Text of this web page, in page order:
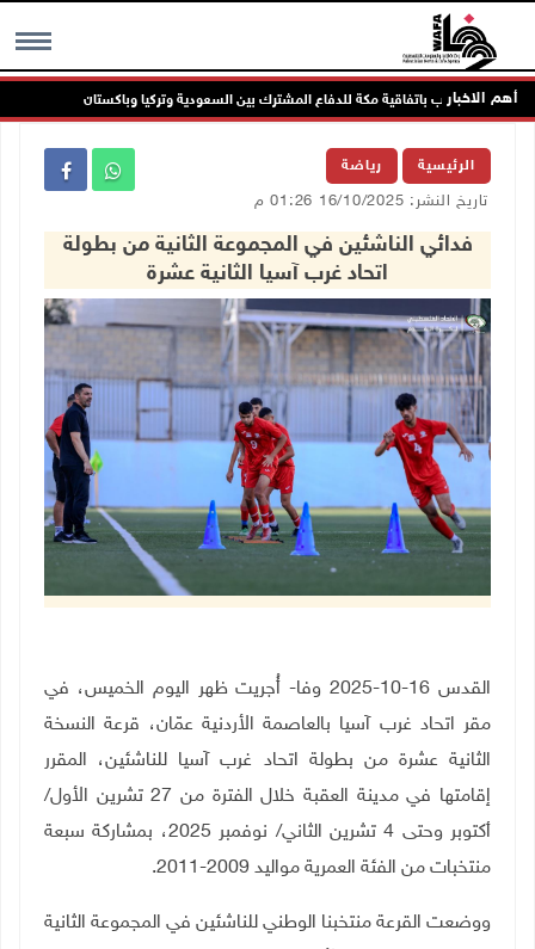
MENU أهم الاخبار
الرئاسة ترحب باتفاقية مكة للدفاع المشترك بين السعودية وتركيا وباكستان
الرئيسية رياضة
تاريخ النشر: 16/10/2025 01:26 م
فدائي الناشئين في المجموعة الثانية من بطولة
اتحاد غرب آسيا الثانية عشرة
القدس 16-10-2025 وفا- أُجريت ظهر اليوم الخميس، في
مقر اتحاد غرب آسيا بالعاصمة الأردنية عمّان، قرعة النسخة
الثانية عشرة من بطولة اتحاد غرب آسيا للناشئين، المقرر
إقامتها في مدينة العقبة خلال الفترة من 27 تشرين الأول/
أكتوبر وحتى 4 تشرين الثاني/ نوفمبر 2025، بمشاركة سبعة
منتخبات من الفئة العمرية مواليد 2009-2011
.
ووضعت القرعة منتخبنا الوطني للناشئين في المجموعة الثانية